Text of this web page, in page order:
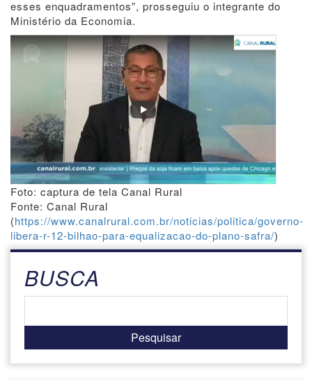
esses enquadramentos”, prosseguiu o integrante do
Ministério da Economia.
Foto: captura de tela Canal Rural
Fonte: Canal Rural
(https://www.canalrural.com.br/noticias/politica/governo-
libera-r-12-bilhao-para-equalizacao-do-plano-safra/)
BUSCA